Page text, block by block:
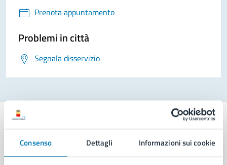
Consenso Dettagli Informazioni sui cookie
Prenota appuntamento
Problemi in città
Segnala disservizio
Comune di Napoli